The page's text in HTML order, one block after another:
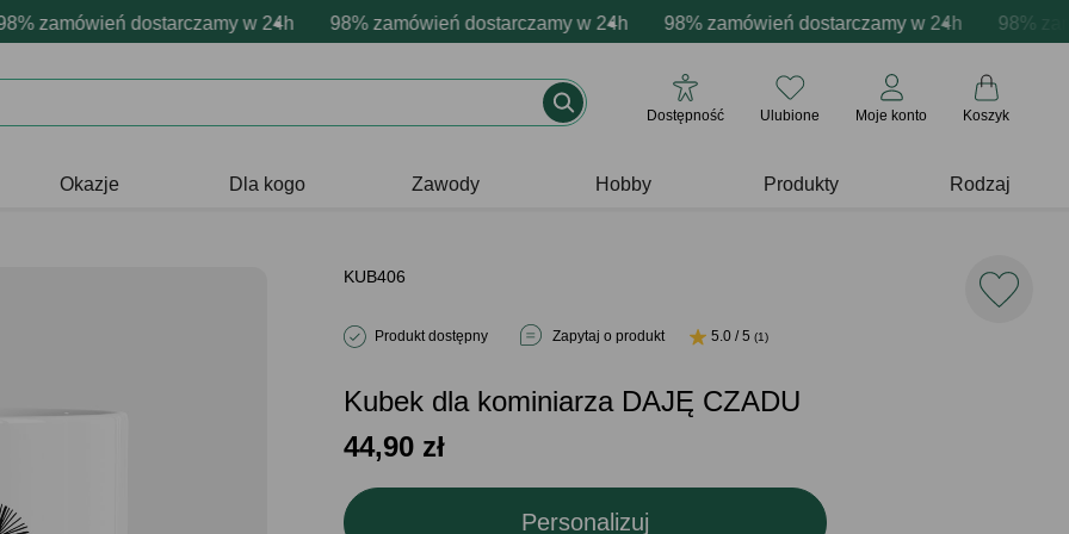
zamówień dostarczamy w 24h 98% zamówień dostarczamy w 24h 98% zamówień dostarczamy w 24h 98%
produktów Profesjonalna i darmowa personalizacja produktów Profesjonalna i darmowa personalizacja
emocje - zawsze udane prezenty Prezentujemy pozytywne emocje - zawsze udane prezenty Prezentujemy
Dostępność Ulubione Moje konto Koszyk
Okazje Dla kogo Zawody Hobby Produkty Rodzaj
KUB406
Produkt dostępny Zapytaj o produkt 5.0 / 5(1)
Kubek dla kominiarza DAJĘ CZADU
44,90 zł
Personalizuj